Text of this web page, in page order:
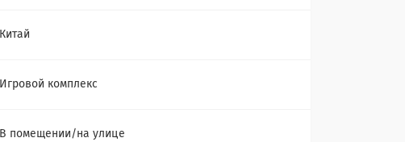
Китай
Игровой комплекс
В помещении/на улице